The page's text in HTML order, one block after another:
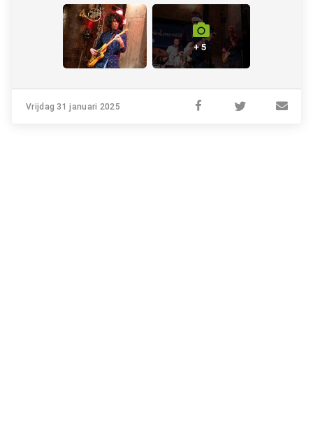
+ 5
Vrijdag 31 januari 2025